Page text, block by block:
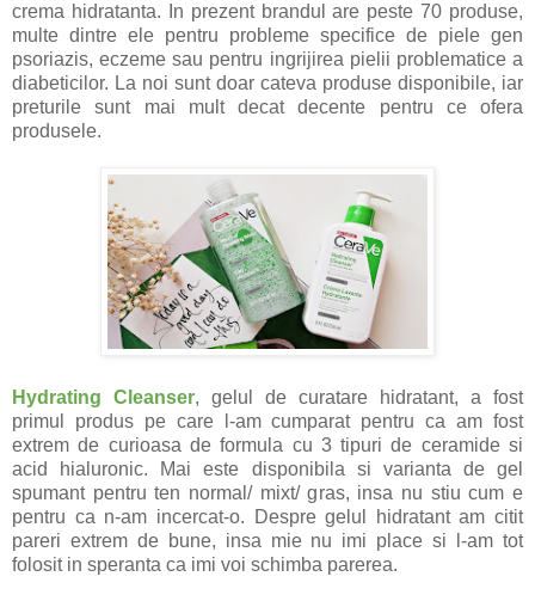
crema hidratanta. In prezent brandul are peste 70 produse,
multe dintre ele pentru probleme specifice de piele gen
psoriazis, eczeme sau pentru ingrijirea pielii problematice a
diabeticilor. La noi sunt doar cateva produse disponibile, iar
preturile sunt mai mult decat decente pentru ce ofera
produsele.
Hydrating Cleanser, gelul de curatare hidratant, a fost
primul produs pe care l-am cumparat pentru ca am fost
extrem de curioasa de formula cu 3 tipuri de ceramide si
acid hialuronic. Mai este disponibila si varianta de gel
spumant pentru ten normal/ mixt/ gras, insa nu stiu cum e
pentru ca n-am incercat-o. Despre gelul hidratant am citit
pareri extrem de bune, insa mie nu imi place si l-am tot
folosit in speranta ca imi voi schimba parerea.